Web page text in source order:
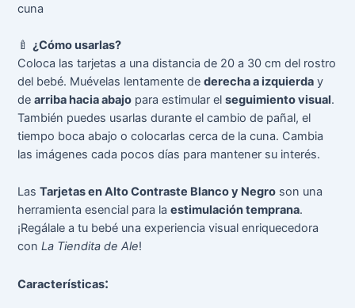
cuna
🍼¿Cómo usarlas?
Coloca las tarjetas a una distancia de 20 a 30 cm del rostro
del bebé. Muévelas lentamente dederecha a izquierda y
dearriba hacia abajo para estimular elseguimiento visual.
También puedes usarlas durante el cambio de pañal, el
tiempo boca abajo o colocarlas cerca de la cuna. Cambia
las imágenes cada pocos días para mantener su interés.
LasTarjetas en Alto Contraste Blanco y Negro son una
herramienta esencial para laestimulación temprana.
¡Regálale a tu bebé una experiencia visual enriquecedora
conLa Tiendita de Ale!
Características: